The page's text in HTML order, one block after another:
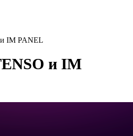
IM PANEL
и IM